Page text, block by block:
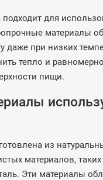
для
материалы
даже при низких
тепло и
пищи.
из
материалов, таких
Эти материалы